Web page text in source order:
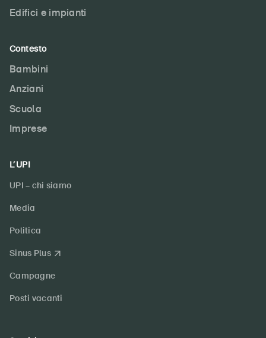
Edifici e impianti
Contesto
Bambini
Anziani
Scuola
Imprese
L’UPI
UPI – chi siamo
Media
Politica
Sinus Plus
Campagne
Posti vacanti